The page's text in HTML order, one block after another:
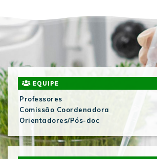
EQUIPE
Professores
Comissão Coordenadora
Orientadores/Pós-doc